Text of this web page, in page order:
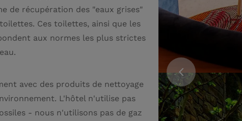
de récupération des "eaux grises"
Ces toilettes, ainsi que les
aux normes les plus strictes
avec des produits de nettoyage
L'hôtel n'utilise pas
- nous n'utilisons pas de gaz